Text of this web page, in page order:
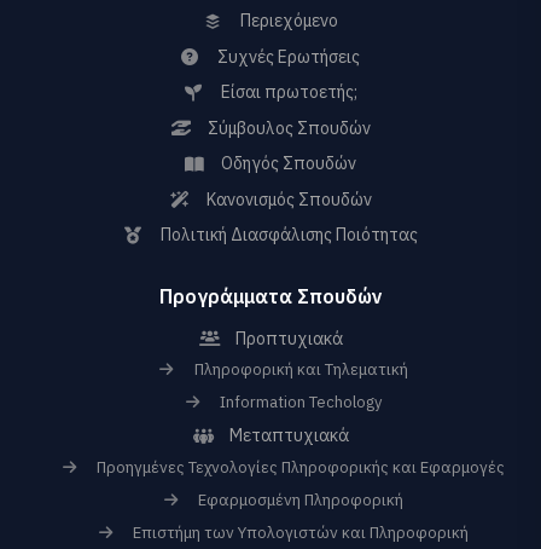
Περιεχόμενο
Συχνές Ερωτήσεις
Είσαι πρωτοετής;
Σύμβουλος Σπουδών
Οδηγός Σπουδών
Κανονισμός Σπουδών
Πολιτική Διασφάλισης Ποιότητας
Προγράμματα Σπουδών
Προπτυχιακά
Πληροφορική και Τηλεματική
Information Techology
Μεταπτυχιακά
Προηγμένες Τεχνολογίες Πληροφορικής και Εφαρμογές
Εφαρμοσμένη Πληροφορική
Επιστήμη των Υπολογιστών και Πληροφορική